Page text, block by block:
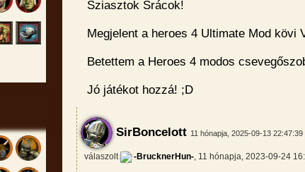
Sziasztok Srácok!
Megjelent a heroes 4 Ultimate Mod kövi
Betettem a Heroes 4 modos
Jó játékot hozzá! ;D
SirBoncelott 11 hónapja, 2025-09-13 22:47:39
válaszolt -BrucknerHun-, 11 hónapja, 2023-09-24